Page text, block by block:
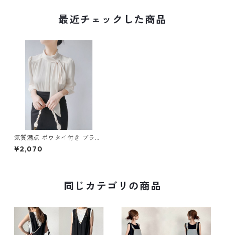
最近チェックした商品
気質満点 ボウタイ付き ブラウ
ス m-282
¥2,070
同じカテゴリの商品